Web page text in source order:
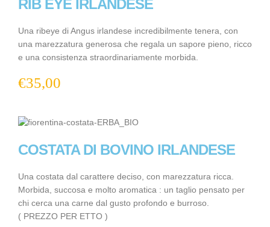
RIB EYE IRLANDESE
Una ribeye di Angus irlandese incredibilmente tenera, con
una marezzatura generosa che regala un sapore pieno, ricco
e una consistenza straordinariamente morbida.
€35,00
COSTATA DI BOVINO IRLANDESE
Una costata dal carattere deciso, con marezzatura ricca.
Morbida, succosa e molto aromatica : un taglio pensato per
chi cerca una carne dal gusto profondo e burroso.
( PREZZO PER ETTO )